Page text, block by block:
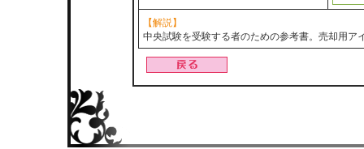
【解説】
中央試験を受験する者のための参考書。売却用ア